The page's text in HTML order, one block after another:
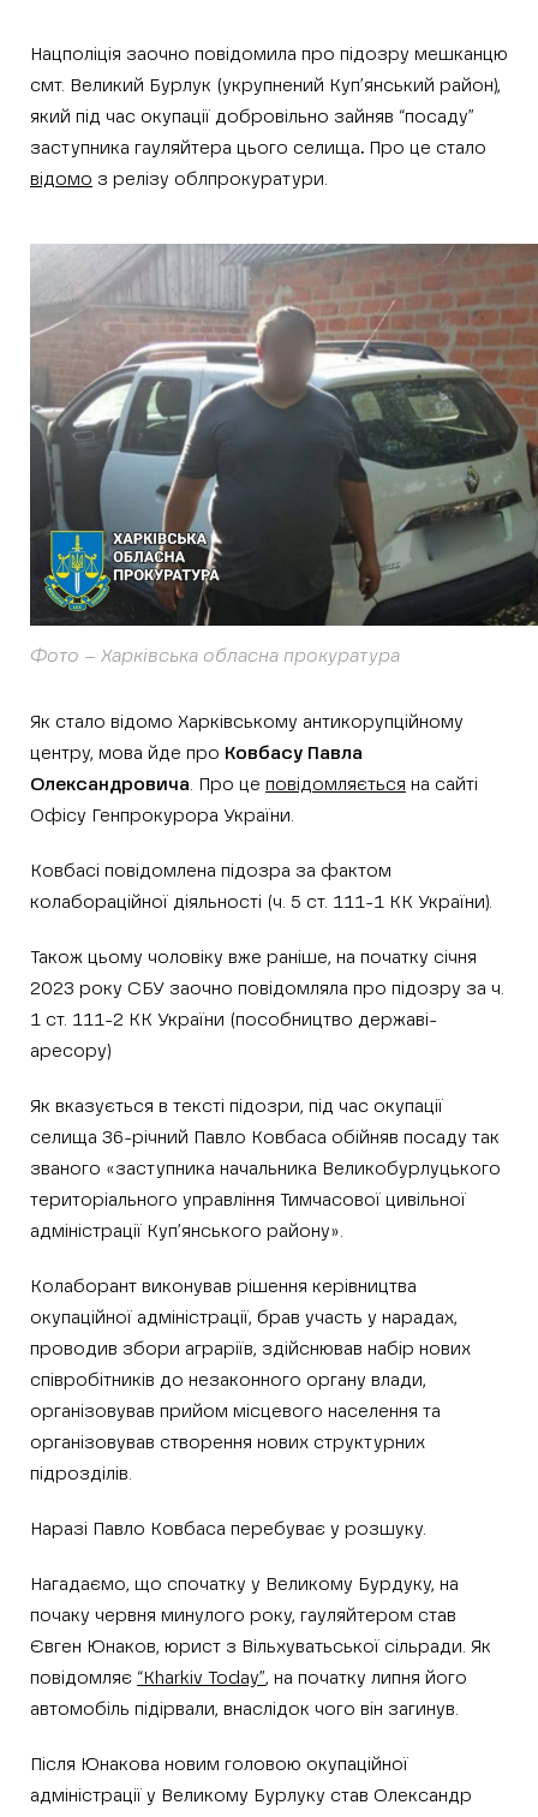
Нацполіція заочно повідомила про підозру мешканцю
смт. Великий Бурлук (укрупнений Куп’янський район),
який під час окупації добровільно зайняв “посаду”
заступника гауляйтера цього селища. Про це стало
відомо з релізу облпрокуратури.
Фото – Харківська обласна прокуратура
Як стало відомо Харківському антикорупційному
центру, мова йде про Ковбасу Павла
Олександровича . Про це повідомляється на сайті
Офісу Генпрокурора України.
Ковбасі повідомлена підозра за фактом
колабораційної діяльності (ч. 5 ст. 111-1 КК України).
Також цьому чоловіку вже раніше, на початку січня
2023 року СБУ заочно повідомляла про підозру за ч.
1 ст. 111-2 КК України (пособництво державі-
аресору)
Як вказується в тексті підозри, під час окупації
селища 36-річний Павло Ковбаса обійняв посаду так
званого «заступника начальника Великобурлуцького
територіального управління Тимчасової цивільної
адміністрації Куп’янського району».
Колаборант виконував рішення керівництва
окупаційної адміністрації, брав участь у нарадах,
проводив збори аграріїв, здійснював набір нових
співробітників до незаконного органу влади,
організовував прийом місцевого населення та
організовував створення нових структурних
підрозділів.
Наразі Павло Ковбаса перебуває у розшуку.
Нагадаємо, що спочатку у Великому Бурдуку, на
почаку червня минулого року, гауляйтером став
Євген Юнаков, юрист з Вільхуватьської сільради. Як
повідомляє “Kharkiv Today”, на початку липня його
автомобіль підірвали, внаслідок чого він загинув.
Після Юнакова новим головою окупаційної
адміністрації у Великому Бурлуку став Олександр